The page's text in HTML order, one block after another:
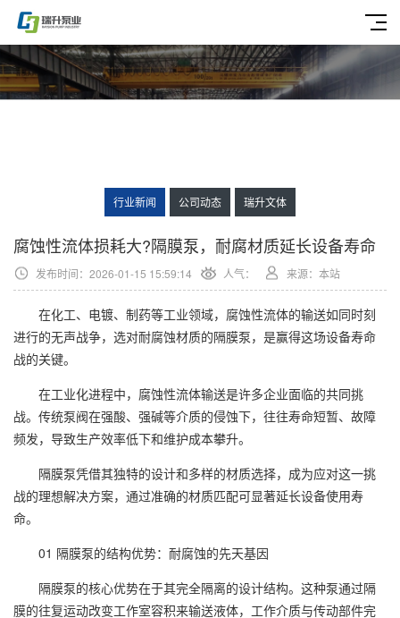
行业新闻 公司动态 瑞升文体
腐蚀性流体损耗大?隔膜泵，耐腐材质延长设备寿命
发布时间：2026-01-15 15:59:14 人气： 来源：本站
在化工、电镀、制药等工业领域，腐蚀性流体的输送如同时刻
进行的无声战争，选对耐腐蚀材质的隔膜泵，是赢得这场设备寿命
战的关键。
在工业化进程中，腐蚀性流体输送是许多企业面临的共同挑
战。传统泵阀在强酸、强碱等介质的侵蚀下，往往寿命短暂、故障
频发，导致生产效率低下和维护成本攀升。
隔膜泵凭借其独特的设计和多样的材质选择，成为应对这一挑
战的理想解决方案，通过准确的材质匹配可显著延长设备使用寿
命。
01 隔膜泵的结构优势：耐腐蚀的先天基因
隔膜泵的核心优势在于其完全隔离的设计结构。这种泵通过隔
膜的往复运动改变工作室容积来输送液体，工作介质与传动部件完